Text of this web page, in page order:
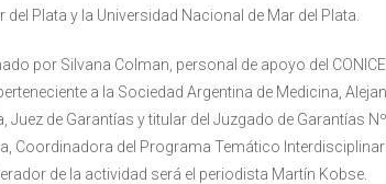
del Plata y la Universidad Nacional de Mar del Plata.
por Silvana Colman, personal de apoyo del
a la Sociedad Argentina de Medicina,
Juez de Garantías y titular del Juzgado de Garantías
Coordinadora del Programa Temático
de la actividad será el periodista Martín Kobse.